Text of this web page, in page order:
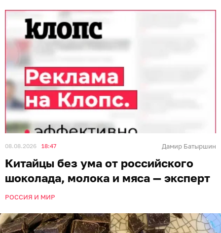
08.08.2026 18:47 Дамир Батыршин
Китайцы без ума от российского
шоколада, молока и мяса — эксперт
РОССИЯ И МИР